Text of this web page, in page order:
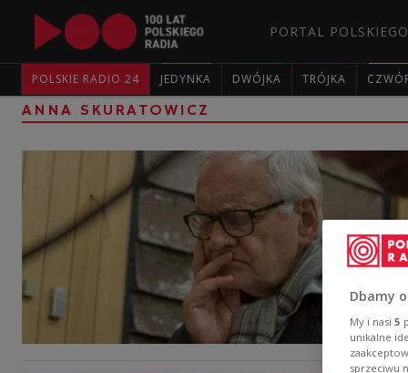
PORTAL
POLSKIE RADIO 24 JEDYNKA DWÓJKA TRÓJKA
ANNA SKURATOWICZ
Dbamy
My i nasi 5
unikalne
sprzeciwu